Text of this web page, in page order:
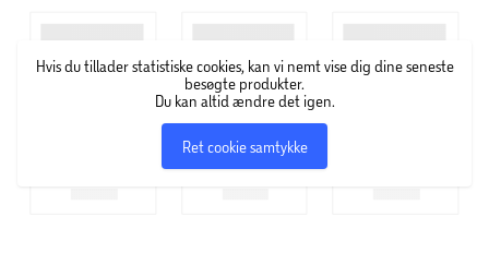
makeup og designede looks til. Senere lancerede han en
række makeup produkter til offentligheden, så kosmetik
som før havde været forbeholdt filmstjerner nu kunne
købes i detailsalg. Siden da har brandet blot vokset sig
større og større, og udvalget af produkter udvikler sig
Hvis du tillader statistiske cookies, kan vi nemt vise dig dine seneste
besøgte produkter.
Du kan altid ændre det igen.
Ret cookie samtykke